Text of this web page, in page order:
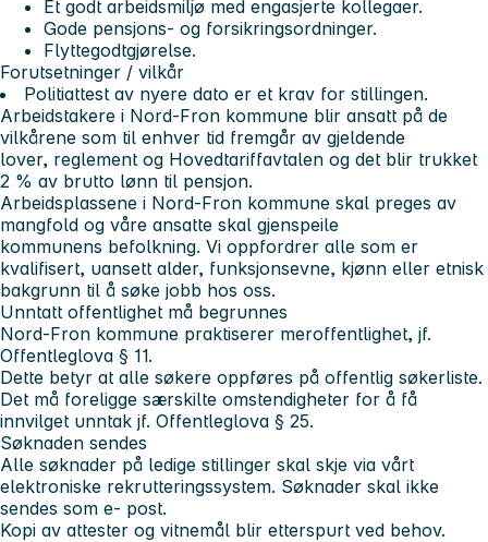
Et godt arbeidsmiljø med engasjerte kollegaer.
Gode pensjons- og forsikringsordninger.
Flyttegodtgjørelse.
Forutsetninger / vilkår
Politiattest av nyere dato er et krav for stillingen.
Arbeidstakere i Nord-Fron kommune blir ansatt på de
vilkårene som til enhver tid fremgår av gjeldende
lover, reglement og Hovedtariffavtalen og det blir trukket
2 % av brutto lønn til pensjon.
Arbeidsplassene i Nord-Fron kommune skal preges av
mangfold og våre ansatte skal gjenspeile
kommunens befolkning. Vi oppfordrer alle som er
kvalifisert, uansett alder, funksjonsevne, kjønn eller etnisk
bakgrunn til å søke jobb hos oss.
Unntatt offentlighet må begrunnes
Nord-Fron kommune praktiserer meroffentlighet, jf.
Offentleglova § 11.
Dette betyr at alle søkere oppføres på offentlig søkerliste.
Det må foreligge særskilte omstendigheter for å få
innvilget unntak jf. Offentleglova § 25.
Søknaden sendes
Alle søknader på ledige stillinger skal skje via vårt
elektroniske rekrutteringssystem. Søknader skal ikke
sendes som e- post.
Kopi av attester og vitnemål blir etterspurt ved behov.